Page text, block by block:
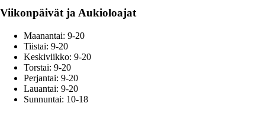
Viikonpäivät ja Aukioloajat
Maanantai: 9-20
Tiistai: 9-20
Keskiviikko: 9-20
Torstai: 9-20
Perjantai: 9-20
Lauantai: 9-20
Sunnuntai: 10-18